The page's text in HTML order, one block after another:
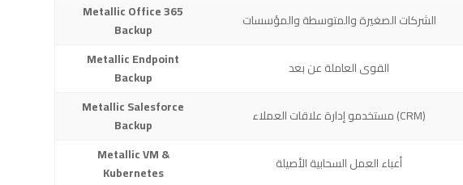
Metallic Office 365
Backup
الشركات الصغيرة والمتوسطة والمؤسسات
Metallic Endpoint
Backup
القوى العاملة عن بعد
Metallic Salesforce
Backup
مستخدمو إدارة علاقات العملاء (CRM)
Metallic VM &
Kubernetes
أعباء العمل السحابية الأصيلة